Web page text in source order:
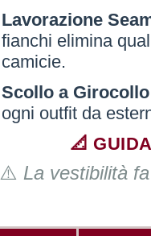
Lavorazione
fianchi elimina
camicie.
Scollo a
ogni outfit da
📐
⚠️ La vestibilità